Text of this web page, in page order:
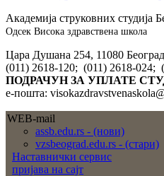
Академија струковних студија
Одсек Висока здравствена школа
Цара Душана 254, 11080
(011) 2618-120; (011) 2618-024;
ПОДРАЧУН ЗА УПЛАТЕ
е-пошта:
WEB-mail
assb.edu.rs - (нови)
vzsbeograd.edu.rs - (стари)
Наставнички сервис
пријава на сајт